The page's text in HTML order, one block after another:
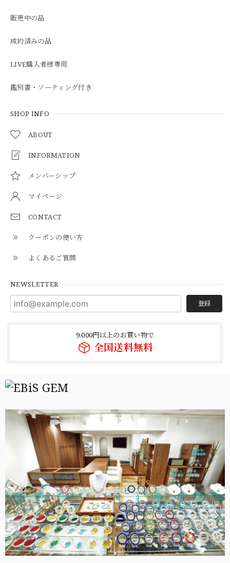
販売中の品
成約済みの品
LIVE購入者様専用
鑑別書・ソーティング付き
SHOP INFO
ABOUT
INFORMATION
メンバーシップ
マイページ
CONTACT
クーポンの使い方
よくあるご質問
NEWSLETTER
登録
9,000円以上のお買い物で
全国送料無料